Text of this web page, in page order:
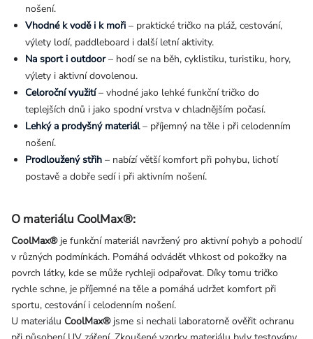
nošení.
Vhodné k vodě i k moři – praktické tričko na pláž, cestování,
výlety lodí, paddleboard i další letní aktivity.
Na sport i outdoor– hodí se na běh, cyklistiku, turistiku, hory,
výlety i aktivní dovolenou.
Celoroční využití– vhodné jako lehké funkční tričko do
teplejších dnů i jako spodní vrstva v chladnějším počasí.
Lehký a prodyšný materiál– příjemný na těle i při celodenním
nošení.
Prodloužený střih – nabízí větší komfort při pohybu, lichotí
postavě a dobře sedí i při aktivním nošení.
O materiálu CoolMax®:
CoolMax®je funkční materiál navržený pro aktivní pohyb a pohodlí
v různých podmínkách. Pomáhá odvádět vlhkost od pokožky na
povrch látky, kde se může rychleji odpařovat. Díky tomu tričko
rychle schne, je příjemné na těle a pomáhá udržet komfort při
sportu, cestování i celodenním nošení.
U materiálu CoolMax®jsme si nechali laboratorně ověřit ochranu